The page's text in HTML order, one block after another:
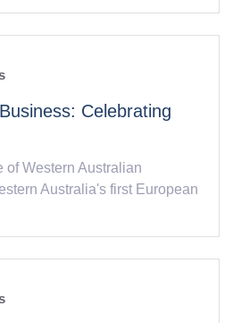
Celebrating
of Western Australian
Australia's first European